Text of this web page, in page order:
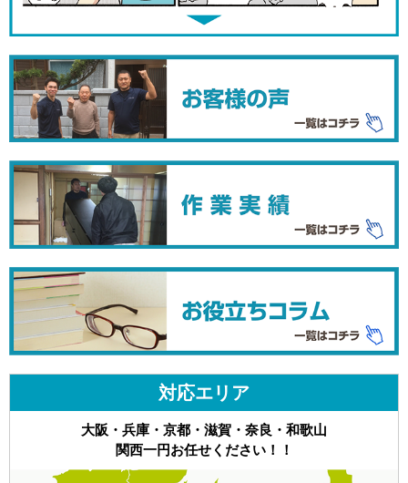
対応エリア
大阪・兵庫・京都・滋賀・奈良・和歌山
関西一円お任せください！！